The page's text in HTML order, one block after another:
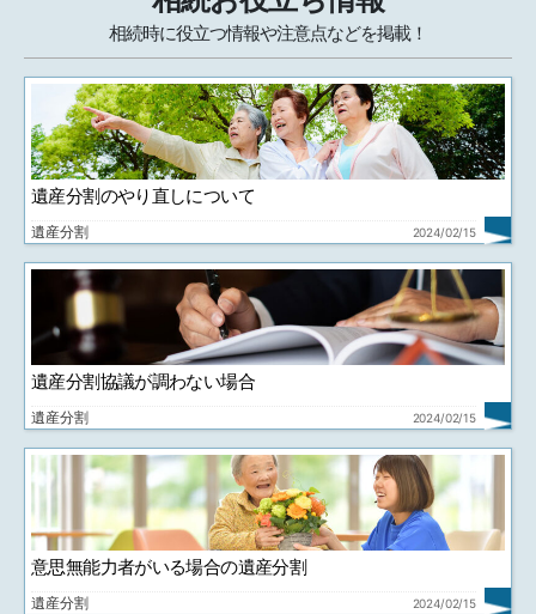
相続時に役立つ情報や注意点などを掲載！
遺産分割のやり直しについて
遺産分割 2024/02/15
遺産分割協議が調わない場合
遺産分割 2024/02/15
意思無能力者がいる場合の遺産分割
遺産分割 2024/02/15